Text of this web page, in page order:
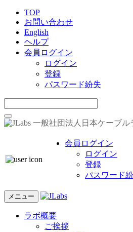
TOP
お問い合わせ
English
ヘルプ
会員ログイン
ログイン
登録
パスワード紛失
一般社団法人日本ケーブル
会員ログイン
ログイン
登録
パスワード
メニュー
ラボ概要
ご挨拶